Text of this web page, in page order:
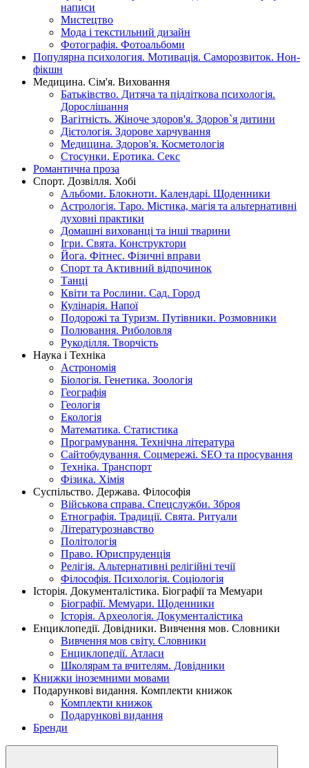
написи
Мистецтво
Мода і текстильний дизайн
Фотографія. Фотоальбоми
Популярна психология. Мотивація. Саморозвиток. Нон-
фікшн
Медицина. Сім'я. Виховання
Батьківство. Дитяча та підліткова психологія.
Дорослішання
Вагітність. Жіноче здоров'я. Здоров`я дитини
Дієтологія. Здорове харчування
Медицина. Здоров'я. Косметологія
Стосунки. Еротика. Секс
Романтична проза
Спорт. Дозвілля. Хобі
Альбоми. Блокноти. Календарі. Щоденники
Астрологія. Таро. Містика, магія та альтернативні
духовні практики
Домашні вихованці та інші тварини
Ігри. Свята. Конструктори
Йога. Фітнес. Фізичні вправи
Спорт та Активний відпочинок
Танці
Квіти та Рослини. Сад. Город
Кулінарія. Напої
Подорожі та Туризм. Путівники. Розмовники
Полювання. Риболовля
Рукоділля. Творчість
Наука і Техніка
Астрономія
Біологія. Генетика. Зоологія
Географія
Геологія
Екологія
Математика. Статистика
Програмування. Технічна література
Сайтобудування. Соцмережі. SEO та просування
Техніка. Транспорт
Фізика. Хімія
Суспільство. Держава. Філософія
Військова справа. Спецслужби. Зброя
Етнографія. Традиції. Свята. Ритуали
Літературознавство
Політологія
Право. Юриспруденція
Релігія. Альтернативні релігійні течії
Філософія. Психологія. Соціологія
Історія. Документалістика. Біографії та Мемуари
Біографії. Мемуари. Щоденники
Історія. Археологія. Документалістика
Енциклопедії. Довідники. Вивчення мов. Словники
Вивчення мов світу. Словники
Енциклопедії. Атласи
Школярам та вчителям. Довідники
Книжки іноземними мовами
Подарункові видання. Комплекти книжок
Комплекти книжок
Подарункові видання
Бренди